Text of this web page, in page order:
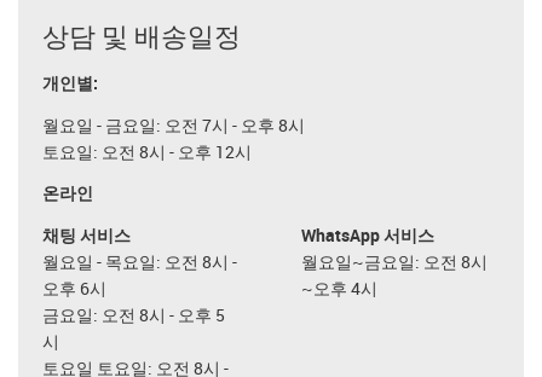
상담 및 배송일정
개인별:
월요일 - 금요일: 오전 7시 - 오후 8시
토요일: 오전 8시 - 오후 12시
온라인
채팅 서비스
월요일 - 목요일: 오전 8시 -
오후 6시
금요일: 오전 8시 - 오후 5
시
토요일 토요일: 오전 8시 -
WhatsApp 서비스
월요일~금요일: 오전 8시
~오후 4시